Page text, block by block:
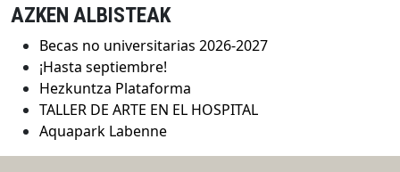
AZKEN ALBISTEAK
Becas no universitarias 2026-2027
¡Hasta septiembre!
Hezkuntza Plataforma
TALLER DE ARTE EN EL HOSPITAL
Aquapark Labenne